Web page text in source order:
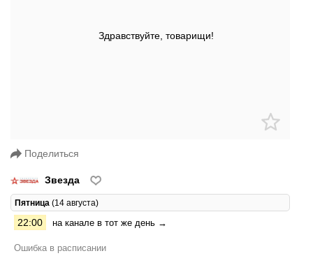
Поделиться
Звезда
Пятница (14 августа)
22:00 на канале в тот же день →
Ошибка в расписании